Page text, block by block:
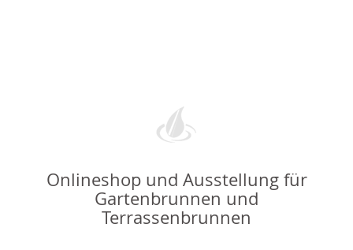
Onlineshop und Ausstellung für
Gartenbrunnen und
Terrassenbrunnen